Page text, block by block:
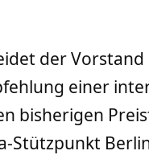
der
einer
bisherigen
Stützpunkt